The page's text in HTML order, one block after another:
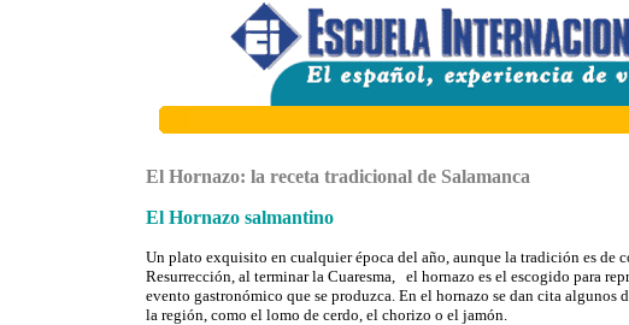
El Hornazo: la receta tradicional de Salamanca
El Hornazo salmantino
Un plato exquisito en cualquier época del año, aunque la tradición es de
Resurrección, al terminar la Cuaresma, el hornazo es el escogido para
evento gastronómico que se produzca. En el hornazo se dan cita algunos
la región, como el lomo de cerdo, el chorizo o el jamón.